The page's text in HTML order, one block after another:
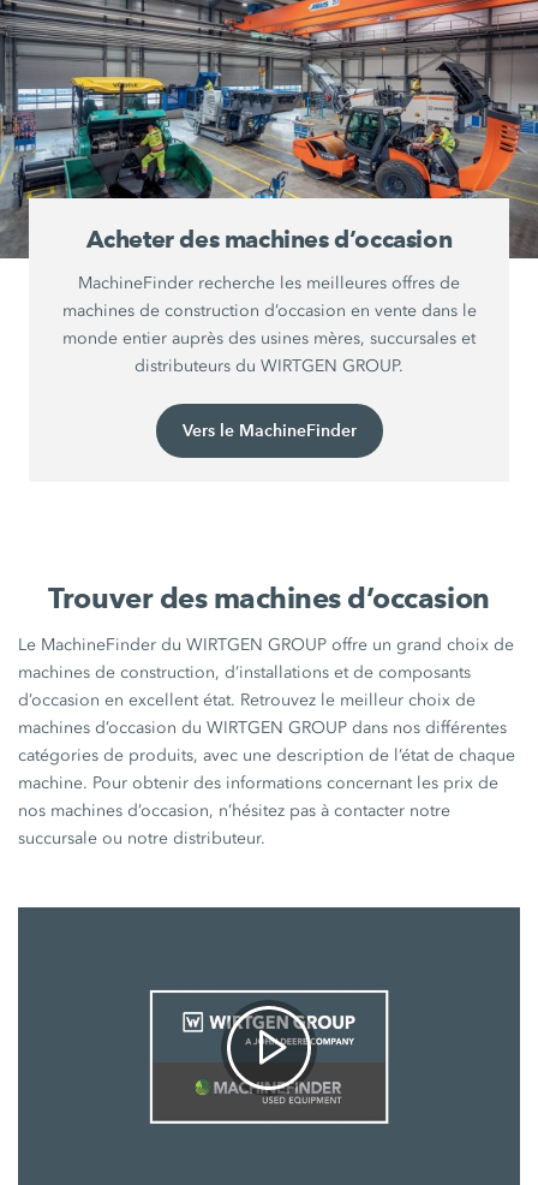
Acheter des machines d’occasion
MachineFinder recherche les meilleures offres de
machines de construction d’occasion en vente dans le
monde entier auprès des usines mères, succursales et
distributeurs du WIRTGEN GROUP.
Vers le MachineFinder
Trouver des machines d’occasion
Le MachineFinder du WIRTGEN GROUP offre un grand choix de
machines de construction, d’installations et de composants
d’occasion en excellent état. Retrouvez le meilleur choix de
machines d’occasion du WIRTGEN GROUP dans nos différentes
catégories de produits, avec une description de l’état de chaque
machine. Pour obtenir des informations concernant les prix de
nos machines d’occasion, n’hésitez pas à contacter notre
succursale ou notre distributeur.